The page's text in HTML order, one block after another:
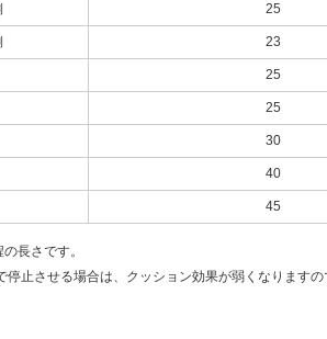
25
23
25
25
30
40
45
長さです。
止させる場合は、クッション効果が弱くなりますの